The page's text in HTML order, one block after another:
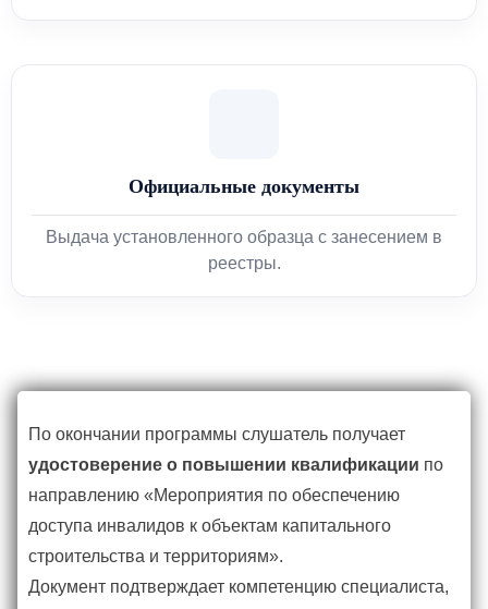
Официальные документы
Выдача установленного образца с занесением в
реестры.
По окончании программы слушатель получает
удостоверение о повышении квалификации по
направлению «Мероприятия по обеспечению
доступа инвалидов к объектам капитального
строительства и территориям».
Документ подтверждает компетенцию специалиста,